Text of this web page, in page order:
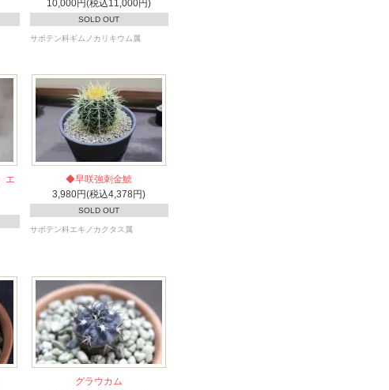
10,000円(税込11,000円)
SOLD OUT
サボテン科ギムノカリキウム属
エ
◆早咲強刺金鯱
3,980円(税込4,378円)
SOLD OUT
サボテン科エキノカクタス属
グラウカム